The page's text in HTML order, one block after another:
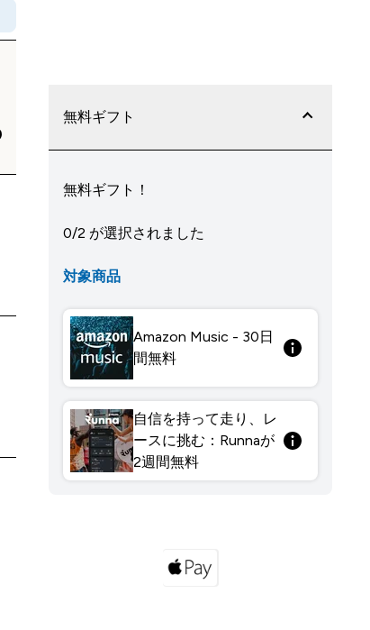
無料ギフト
無料ギフト！
0/2 が選択されました
対象商品
Amazon Music - 30日
間無料
自信を持って走り、レ
ースに挑む：Runnaが
2週間無料